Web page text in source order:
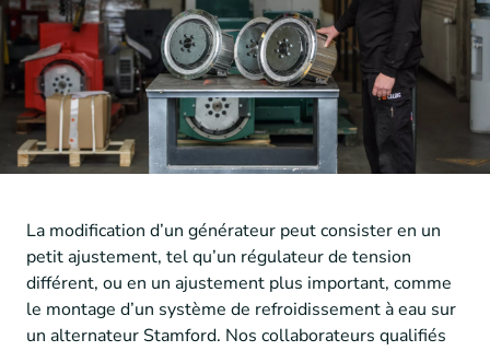
La modification d’un générateur peut consister en un
petit ajustement, tel qu’un régulateur de tension
différent, ou en un ajustement plus important, comme
le montage d’un système de refroidissement à eau sur
un alternateur Stamford. Nos collaborateurs qualifiés